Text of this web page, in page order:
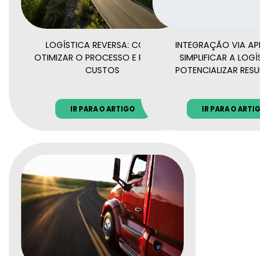
LOGÍSTICA REVERSA: COMO
OTIMIZAR O PROCESSO E REDUZIR
CUSTOS
IR PARA O ARTIGO
INTEGRAÇÃO VIA API:
SIMPLIFICAR A
POTENCIALIZAR
IR PARA O ARTIGO